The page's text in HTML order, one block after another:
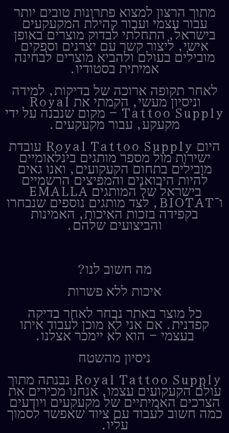
מתוך הרצון למצוא פתרונות טובים יותר
עבור עצמי ועבור קהילת המקעקעים
בישראל, התחלתי לבדוק מוצרים באופן
אישי, ליצור קשר עם יצרנים וספקים
מובילים בעולם ולהביא מוצרים לבחינה
אמיתית בסטודיו.
לאחר תקופה ארוכה של בדיקות, למידה
וניסיון מעשי, הקמתי את Royal
Tattoo Supply – מקום שנבנה על ידי
מקעקע, עבור מקעקעים.
היום Royal Tattoo Supply עובדת
ישירות מול מספר מותגים בינלאומיים
מובילים בתחום הקעקועים, ואנו גאים
להיות היבואנים והמפיצים הרשמיים
בישראל של המותגים EMALLA
ו־BIOTAT, לצד מותגים נוספים שנבחרו
בקפידה בזכות האיכות, האמינות
והביצועים שלהם.
מה חשוב לנו?
איכות ללא פשרות
כל מוצר באתר נבחר לאחר בדיקה
קפדנית. אם אני לא מוכן לעבוד איתו
בעצמי – הוא לא יימכר אצלנו.
ניסיון מהשטח
Royal Tattoo Supply נבנתה מתוך
עולם הקעקועים עצמו. אנחנו מכירים את
הצרכים האמיתיים של מקעקעים ויודעים
כמה חשוב לעבוד עם ציוד שאפשר לסמוך
עליו.